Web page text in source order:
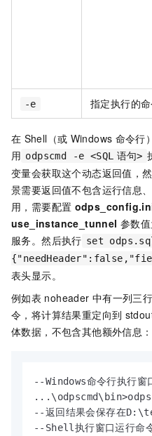
-e 指定执行的命
在 Shell（或 Windows 命令行
用 odpscmd -e <SQL 语句>
变量会获取这个动态返回值，
景需要返回值不包含运行信息
用，需要配置
use_instance_tunnel 参数
服务。然后执行 set
表头显示。
例如表 noheader 中有一列三
令，将计算结果重定向到
体数据，不包含其他额外信息：
--Windows命令行执行窗
--返回结果会保存在
--Shell执行窗口运行命令